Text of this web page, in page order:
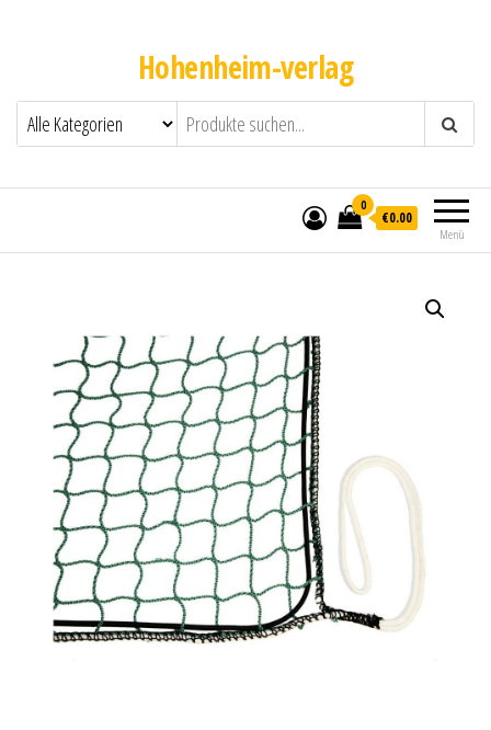
Hohenheim-verlag
Menü
0
€0.00